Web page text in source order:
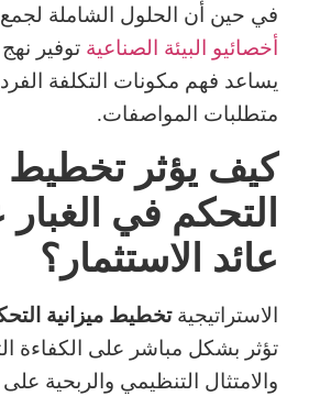
في حين أن الحلول الشاملة لجمع
أخصائيو البيئة الصناعيةتوفير نهج
يساعد فهم مكونات التكلفة
متطلبات المواصفات.
كيف يؤثر تخطيط
التحكم في الغبار
عائد الاستثمار؟
الاستراتيجيةتخطيط ميزانية
تؤثر بشكل مباشر على الكفاءة
والامتثال التنظيمي والربحية